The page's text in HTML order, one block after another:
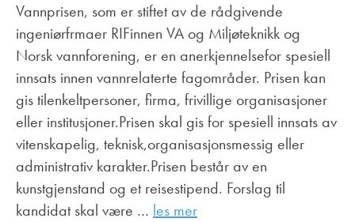
Vannprisen, som er stiftet av de rådgivende
ingeniørfrmaer RIFinnen VA og Miljøteknikk og
Norsk vannforening, er en anerkjennelsefor spesiell
innsats innen vannrelaterte fagområder. Prisen kan
gis tilenkeltpersoner, firma, frivillige organisasjoner
eller institusjoner.Prisen skal gis for spesiell innsats av
vitenskapelig, teknisk,organisasjonsmessig eller
administrativ karakter.Prisen består av en
kunstgjenstand og et reisestipend. Forslag til
kandidat skal være … les mer